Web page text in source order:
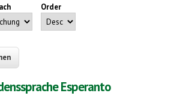
Order
Esperanto